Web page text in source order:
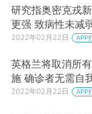
研究指奥密克戎
更强 致病性未减
2022年02月22日 APP
英格兰将取消所
施 确诊者无需自
2022年02月22日 APP